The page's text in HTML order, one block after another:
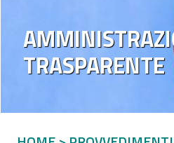
TRASPARENTE